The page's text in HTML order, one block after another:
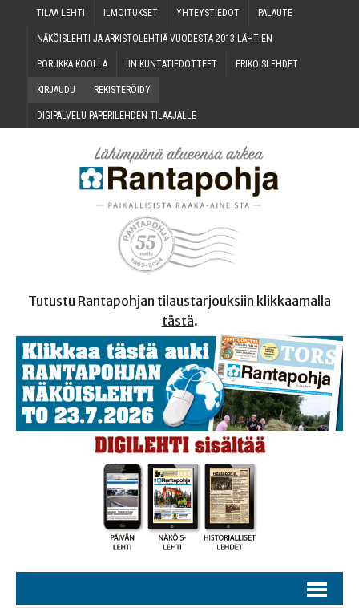
TILAA LEH­TI ILMOI­TUK­SET YHTEYS­TIE­DOT PALAU­TE
NÄKÖIS­LEH­TI JA ARKIS­TO­LEH­TIÄ VUO­DES­TA 2013 LÄHTIEN
PORUK­KA KOOLLA IIN KUN­TA­TIE­DOT­TEET ERI­KOIS­LEH­DET
KIR­JAU­DU REKIS­TE­RÖI­DY
DIGI­PAL­VE­LU PAPE­RI­LEH­DEN TILAAJALLE
Tutustu Rantapohjan tilaustarjouksiin klikkaamalla
tästä.